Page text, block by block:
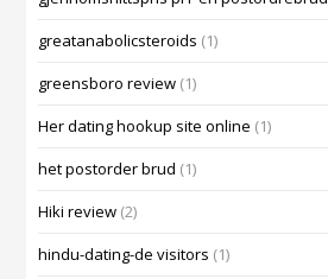
greatanabolicsteroids (1)
greensboro review (1)
Her dating hookup site online (1)
het postorder brud (1)
Hiki review (2)
hindu-dating-de visitors (1)